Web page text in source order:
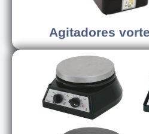
Agitadores
Conhecer os